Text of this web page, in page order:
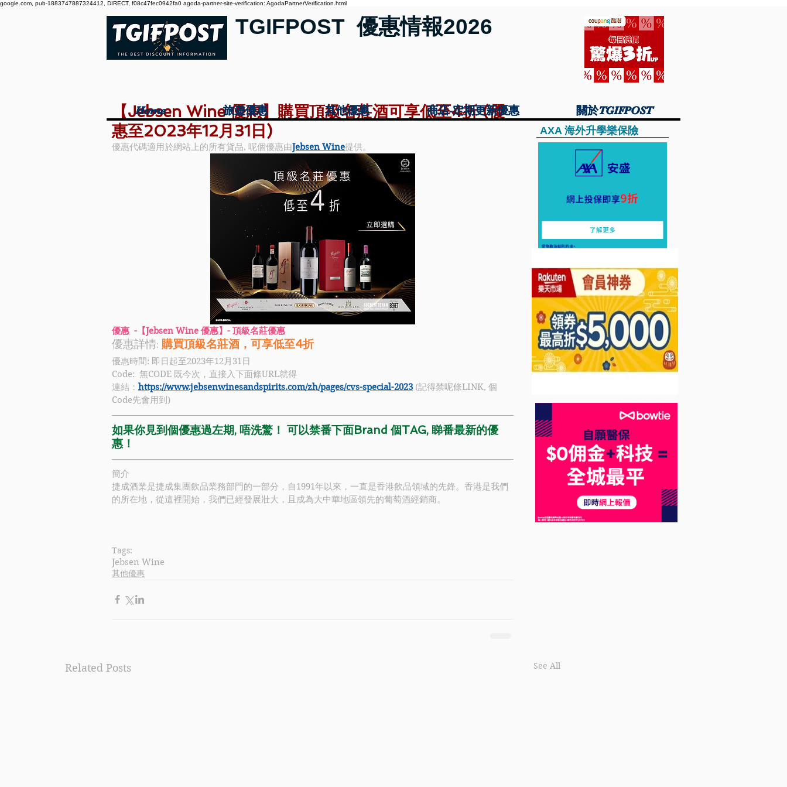
google.com, pub-1883747887324412, DIRECT, f08c47fec0942fa0 agoda-partner-site-verification: AgodaPartnerVerification.html
TGIFPOST 優惠情報2026
Home 旅遊優惠 其他優惠 商店-定期更新優惠 關於TGIFPOST
Home 旅遊優惠 其他優惠 商店-定期更新優惠 關於TGIFPOST
【Jebsen Wine 優惠】購買頂級名莊酒可享低至4折 (優
惠至2023年12月31日)
優惠代碼適用於網站上的所有貨品, 呢個優惠由Jebsen Wine提供。
優惠  -【Jebsen Wine 優惠】- 頂級名莊優惠
優惠詳情: 購買頂級名莊酒，可享低至4折
優惠時間: 即日起至2023年12月31日
Code: 無CODE 既今次，直接入下面條URL就得
連結： https://www.jebsenwinesandspirits.com/zh/pages/cvs-special-2023 (記得禁呢條LINK, 個
Code先會用到)
如果你見到個優惠過左期, 唔洗驚！ 可以禁番下面Brand 個TAG, 睇番最新的優
惠！
簡介
捷成酒業是捷成集團飲品業務部門的一部分，自1991年以來，一直是香港飲品領域的先鋒。香港是我們
的所在地，從這裡開始，我們已經發展壯大，且成為大中華地區領先的葡萄酒經銷商。
Tags:
Jebsen Wine
其他優惠
Related Posts See All
AXA 海外升學樂保險